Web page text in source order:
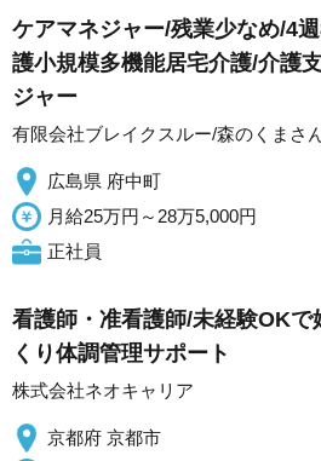
ケアマネジャー/残業少なめ/4
護小規模多機能居宅介護/介護
ジャー
有限会社ブレイクスルー/森のくまさ
広島県 府中町
月給25万円～28万5,000円
正社員
看護師・准看護師/未経験OKで
くり体調管理サポート
株式会社ネオキャリア
京都府 京都市